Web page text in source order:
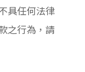
具任何法律
之行為，請